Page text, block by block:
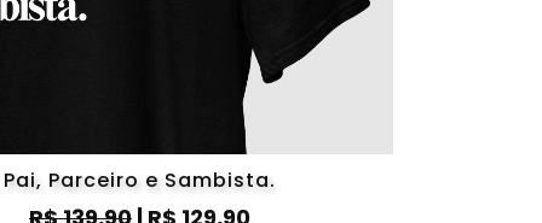
Pai, Parceiro e Sambista.
R$ 139,90| R$ 129,90